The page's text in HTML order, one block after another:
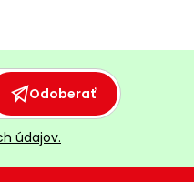
Odoberať
údajov.